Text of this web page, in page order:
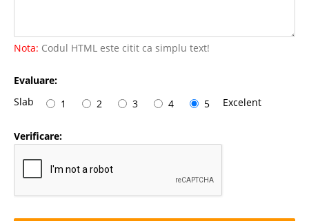
Nota: Codul HTML este citit ca simplu text!
Evaluare:
Slab
1 2 3 4 5 Excelent
Verificare: